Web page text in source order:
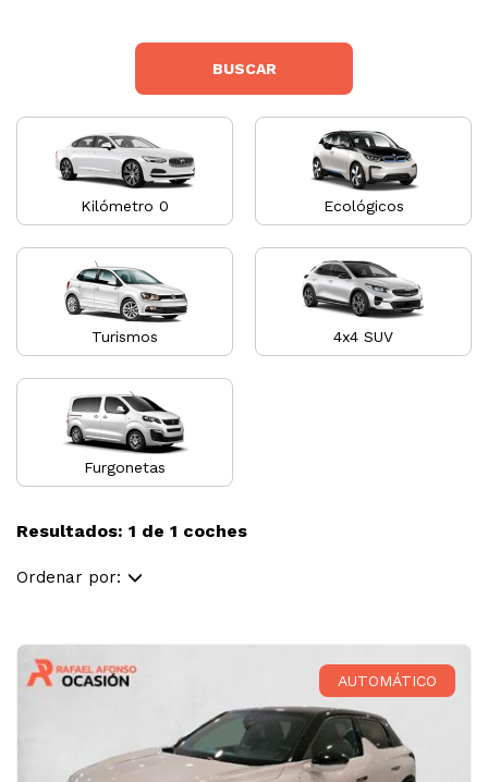
BUSCAR
Kilómetro 0 Ecológicos
Turismos 4x4 SUV
Furgonetas
Resultados: 1 de 1 coches
Ordenar por:
AUTOMÁTICO